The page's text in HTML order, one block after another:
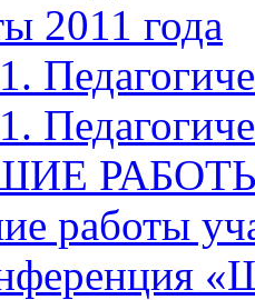
2011 года
работы